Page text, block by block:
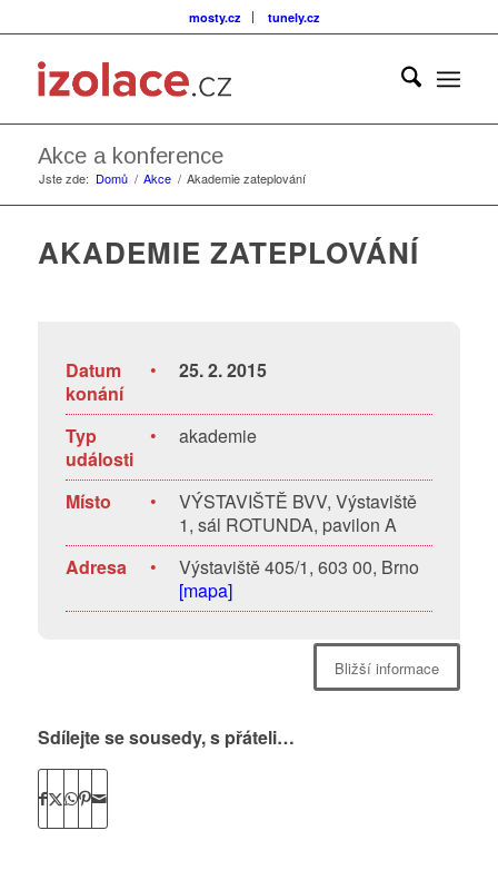
mosty.cz tunely.cz
Akce a konference
Jste zde: Domů / Akce / Akademie zateplování
AKADEMIE ZATEPLOVÁNÍ
Datum
konání
• 25. 2. 2015
Typ
události
• akademie
Místo •
VÝSTAVIŠTĚ BVV, Výstaviště
1, sál ROTUNDA, pavilon A
Adresa
•
Výstaviště 405/1, 603 00, Brno
[mapa]
Bližší informace
Sdílejte se sousedy, s přáteli…